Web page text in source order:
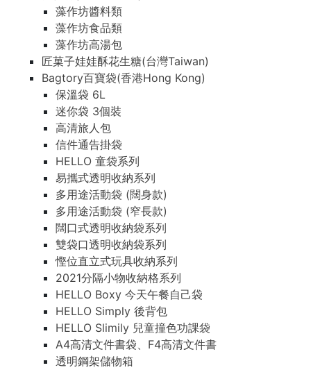
藻作坊醬料類
藻作坊食品類
藻作坊高湯包
匠菓子娃娃酥花生糖(台灣Taiwan)
Bagtory百寶袋(香港Hong Kong)
保溫袋 6L
迷你袋 3個裝
高清旅人包
信件通告掛袋
HELLO 童袋系列
易攜式透明收納系列
多用途活動袋 (闊身款)
多用途活動袋 (窄長款)
闊口式透明收納袋系列
雙袋口透明收納袋系列
慳位直立式玩具收納系列
2021分隔小物收納格系列
HELLO Boxy 今天午餐自己袋
HELLO Simply 後背包
HELLO Slimily 兒童撞色功課袋
A4高清文件書袋、F4高清文件書
透明鋼架儲物箱